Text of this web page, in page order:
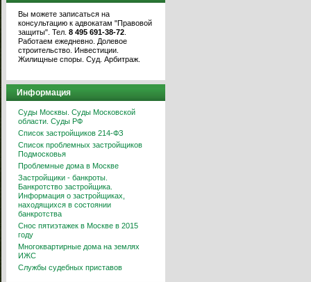
Вы можете записаться на
консультацию к адвокатам "Правовой
защиты". Тел. 8 495 691-38-72
Работаем ежедневно. Долевое
строительство. Инвестиции.
Жилищные споры. Суд. Арбитраж.
Информация
Суды Москвы. Суды Московской
области. Суды РФ
Список застройщиков 214-ФЗ
Список проблемных застройщиков
Подмосковья
Проблемные дома в Москве
Застройщики - банкроты.
Банкротство застройщика.
Информация о застройщиках,
находящихся в состоянии
банкротства
Снос пятиэтажек в Москве в 2015
году
Многоквартирные дома на землях
ИЖС
Службы судебных приставов